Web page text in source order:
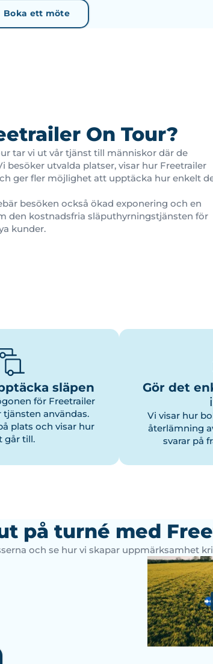
Boka ett möte
On Tour?
tar vi ut vår tjänst till människor där de
besöker utvalda platser, visar hur Freetrailer
ger fler möjlighet att upptäcka hur enkelt
besöken också ökad exponering och en
den kostnadsfria släputhyrningstjänsten för
kunder.
släpen
för Freetrailer
tjänsten användas.
plats och visar hur
går till.
Gör det
Vi visar hur
återlämning
svarar på
på turné med
och se hur vi skapar uppmärksamhet